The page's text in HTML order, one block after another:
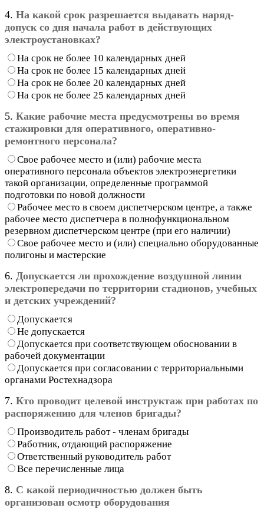
4. На какой срок разрешается выдавать наряд-
допуск со дня начала работ в действующих
электроустановках?
На срок не более 10 календарных дней
На срок не более 15 календарных дней
На срок не более 20 календарных дней
На срок не более 25 календарных дней
5. Какие рабочие места предусмотрены во время
стажировки для оперативного, оперативно-
ремонтного персонала?
Свое рабочее место и (или) рабочие места
оперативного персонала объектов электроэнергетики
такой организации, определенные программой
подготовки по новой должности
Рабочее место в своем диспетчерском центре, а также
рабочее место диспетчера в полнофункциональном
резервном диспетчерском центре (при его наличии)
Свое рабочее место и (или) специально оборудованные
полигоны и мастерские
6. Допускается ли прохождение воздушной линии
электропередачи по территории стадионов, учебных
и детских учреждений?
Допускается
Не допускается
Допускается при соответствующем обосновании в
рабочей документации
Допускается при согласовании с территориальными
органами Ростехнадзора
7. Кто проводит целевой инструктаж при работах по
распоряжению для членов бригады?
Производитель работ - членам бригады
Работник, отдающий распоряжение
Ответственный руководитель работ
Все перечисленные лица
8. С какой периодичностью должен быть
организован осмотр оборудования